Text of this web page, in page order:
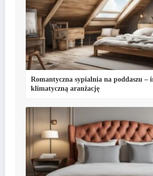
Romantyczna sypialnia na poddaszu –
klimatyczną aranżację